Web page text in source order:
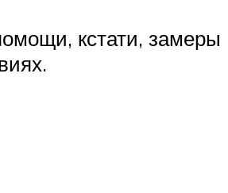
кстати, замеры